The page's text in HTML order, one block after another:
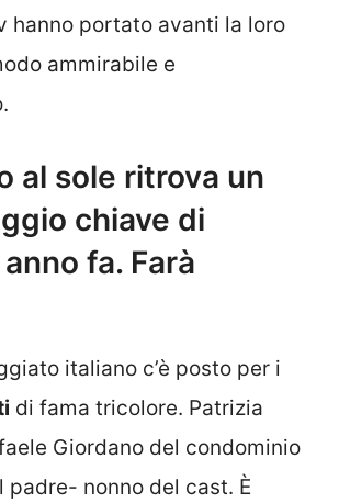
hanno portato avanti la loro
ammirabile e
al sole ritrova un
chiave di
fa. Farà
italiano c’è posto per i
di fama tricolore. Patrizia
Giordano del condominio
padre- nonno del cast. È